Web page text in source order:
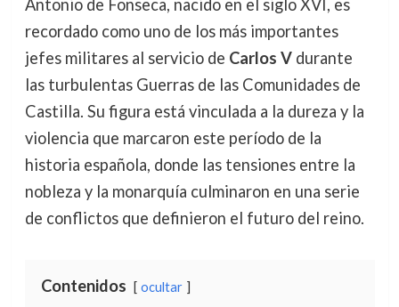
Antonio de Fonseca, nacido en el siglo XVI, es
recordado como uno de los más importantes
jefes militares al servicio de Carlos Vdurante
las turbulentas Guerras de las Comunidades de
Castilla. Su figura está vinculada a la dureza y la
violencia que marcaron este período de la
historia española, donde las tensiones entre la
nobleza y la monarquía culminaron en una serie
de conflictos que definieron el futuro del reino.
Contenidos ocultar